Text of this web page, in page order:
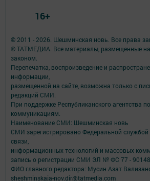
© 2011 - 2026. Шешминская новь. Все права
© ТАТМЕДИА. Все материалы, размещенные
законом.
Перепечатка, воспроизведение и
информации,
размещенной на сайте, возможна только с
редакций СМИ.
При поддержке Республиканского агентства
коммуникациям.
Наименование СМИ: Шешминская новь
СМИ зарегистрировано Федеральной службой
связи,
информационных технологий и массовых
запись о регистрации СМИ ЭЛ № ФС 77 -
ФИО главного редактора: Мусин Азат
sheshminskaja-nov.dir@tatmedia.com
16+